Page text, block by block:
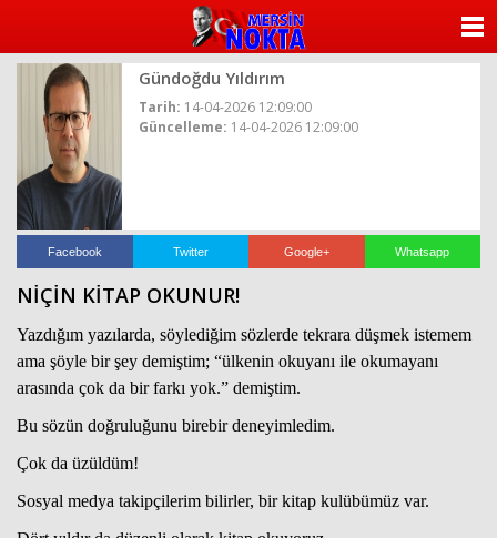
Gündoğdu Yıldırım
Tarih: 14-04-2026 12:09:00
Güncelleme: 14-04-2026 12:09:00
Facebook Twitter Google+ Whatsapp
NİÇİN KİTAP OKUNUR!
Yazdığım yazılarda, söylediğim sözlerde tekrara düşmek istemem
ama şöyle bir şey demiştim; “ülkenin okuyanı ile okumayanı
arasında çok da bir farkı yok.” demiştim.
Bu sözün doğruluğunu birebir deneyimledim.
Çok da üzüldüm!
Sosyal medya takipçilerim bilirler, bir kitap kulübümüz var.
YAZARLAR